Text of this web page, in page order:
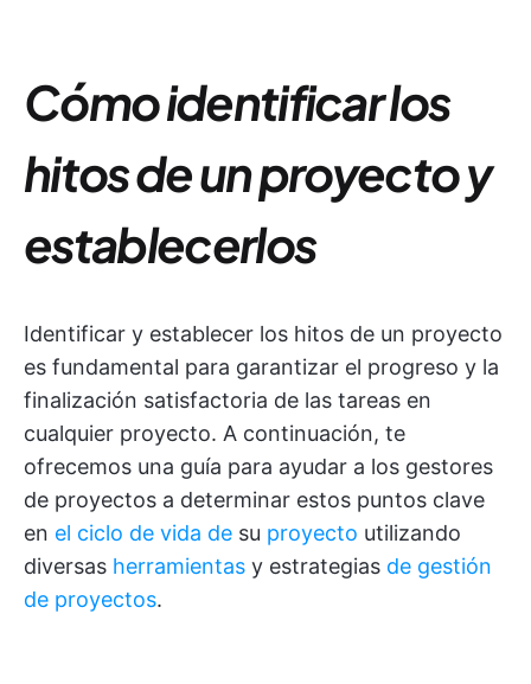
Cómo identificar los
hitos de un proyecto y
establecerlos
Identificar y establecer los hitos de un proyecto
es fundamental para garantizar el progreso y la
finalización satisfactoria de las tareas en
cualquier proyecto. A continuación, te
ofrecemos una guía para ayudar a los gestores
de proyectos a determinar estos puntos clave
en el ciclo de vida de su proyecto utilizando
diversas herramientas y estrategias de gestión
de proyectos.